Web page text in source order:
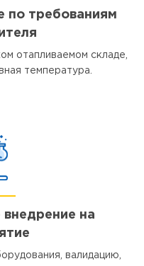
по требованиям
отапливаемом складе,
температура.
на
валидацию,